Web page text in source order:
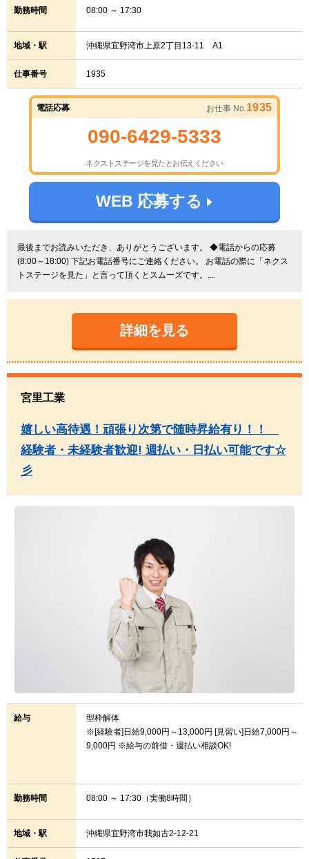
勤務時間 08:00 ～ 17:30
地域・駅 沖縄県宜野湾市上原2丁目13-11 A1
仕事番号 1935
電話応募 お仕事 No.1935
090-6429-5333
ネクストステージを見たとお伝えください
WEB 応募する
最後までお読みいただき、ありがとうございます。 ◆電話からの応募
(8:00～18:00) 下記お電話番号にご連絡ください。 お電話の際に「ネクス
トステージを見た」と言って頂くとスムーズです。...
詳細を見る
宮里工業
嬉しい高待遇！頑張り次第で随時昇給有り！！
経験者・未経験者歓迎! 週払い・日払い可能です☆
彡
給与
型枠解体
※[経験者]日給9,000円～13,000円 [見習い]日給7,000円～
9,000円 ※給与の前借・週払い相談OK!
勤務時間 08:00 ～ 17:30（実働8時間）
地域・駅 沖縄県宜野湾市我如古2-12-21